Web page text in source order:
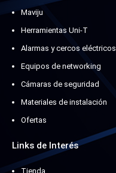
Maviju
Herramientas Uni-T
Alarmas y cercos eléctricos
Equipos de networking
Cámaras de seguridad
Materiales de instalación
Ofertas
Links de Interés
Tienda